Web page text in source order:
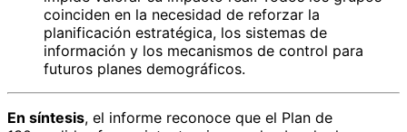
coinciden en la necesidad de reforzar la
planificación estratégica, los sistemas de
información y los mecanismos de control para
futuros planes demográficos.
En síntesis, el informe reconoce que el Plan de